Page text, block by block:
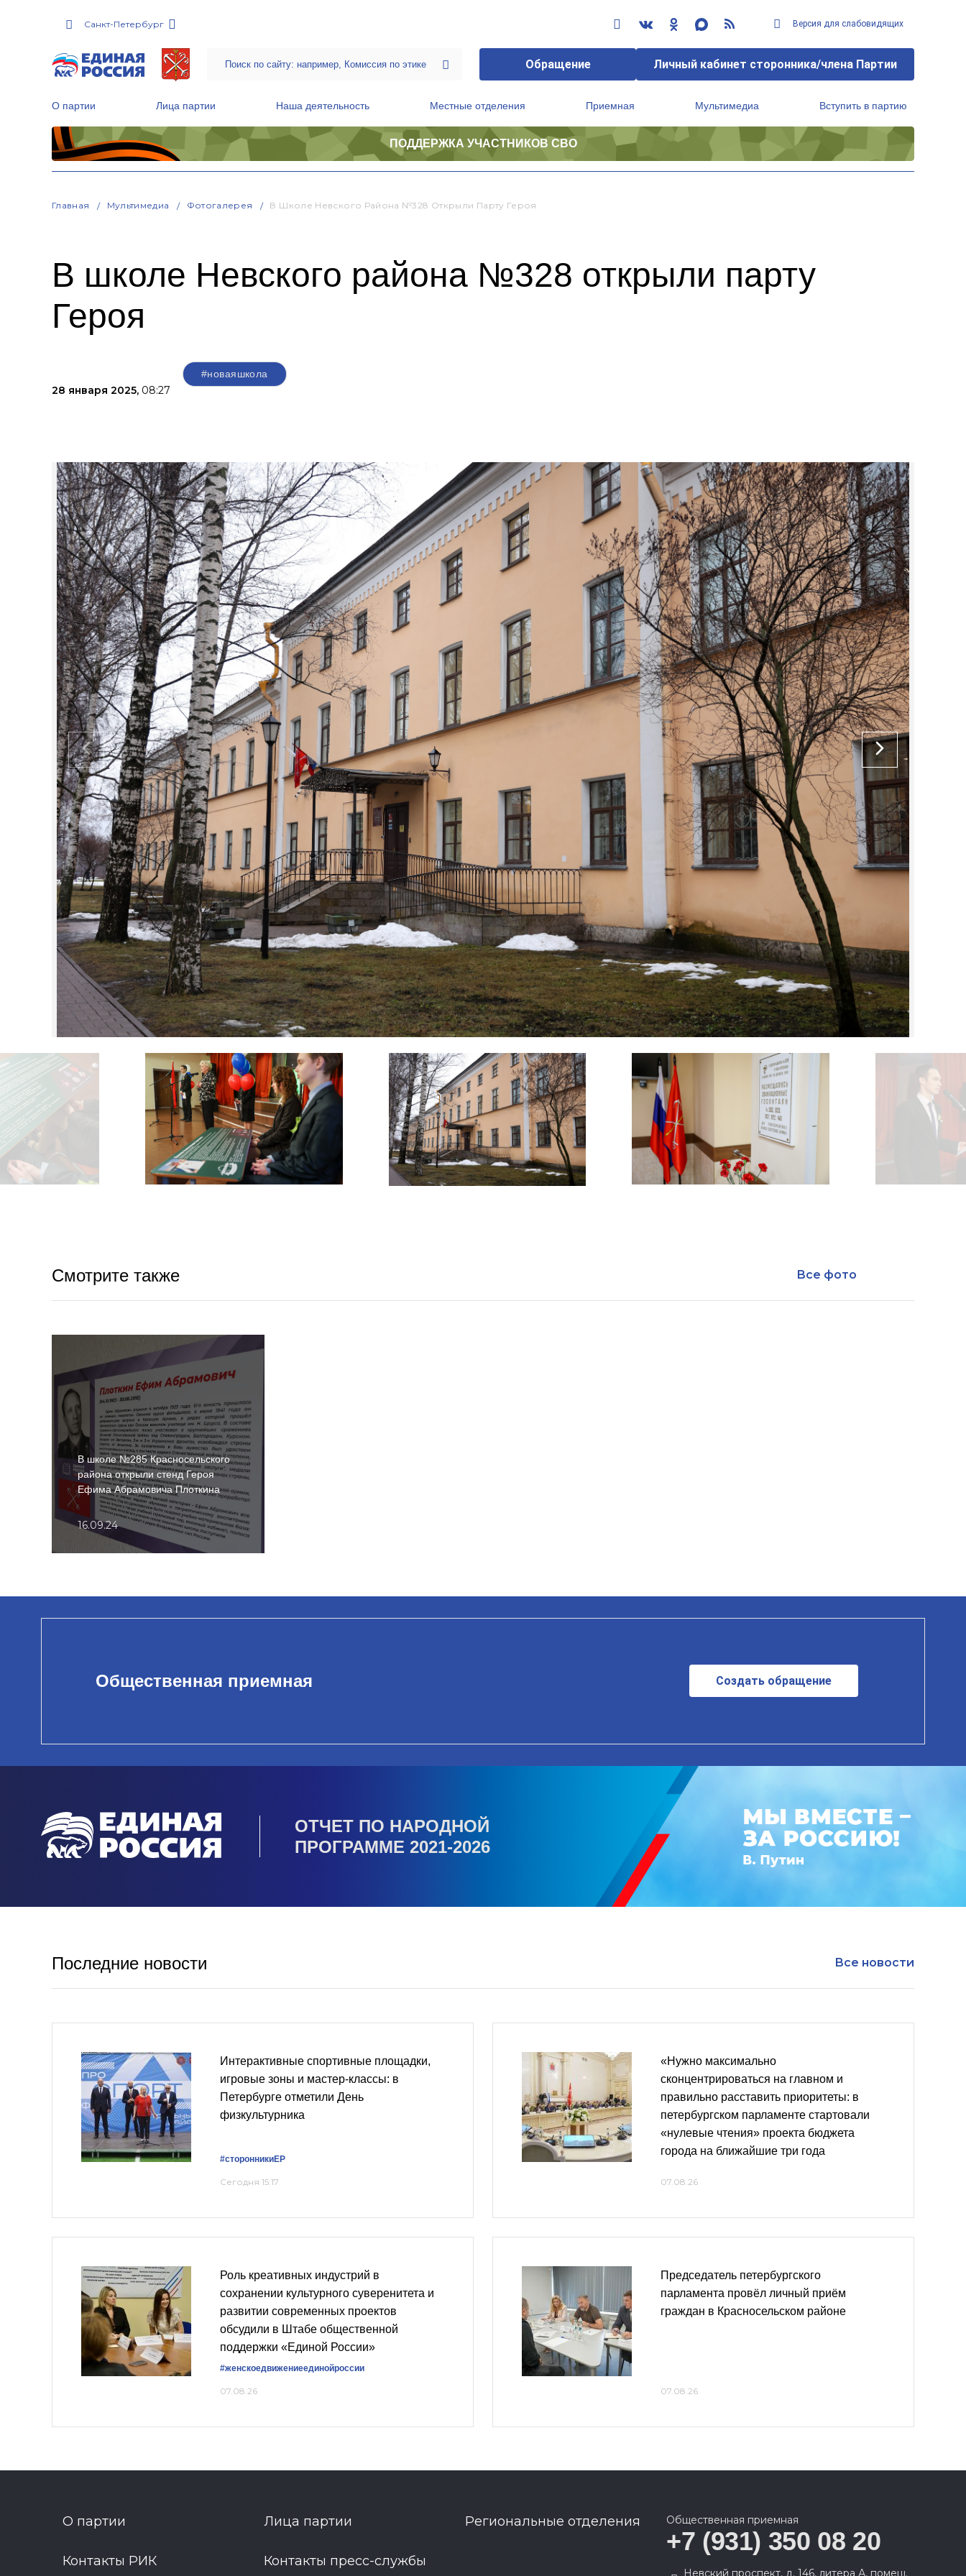
Санкт-Петербург Версия для слабовидящих
Обращение Личный кабинет сторонника/члена Партии
О партии Лица партии Наша деятельность Местные отделения Приемная Мультимедиа Вступить в партию
ПОДДЕРЖКА УЧАСТНИКОВ СВО
Главная Мультимедиа Фотогалерея В Школе Невского Района №328 Открыли Парту Героя
В школе Невского района №328 открыли парту
Героя
28 января 2025, 08:27
#новаяшкола
Смотрите также Все фото
В школе №285 Красносельского
района открыли стенд Героя
Ефима Абрамовича Плоткина
16.09.24
Общественная приемная Создать обращение
ОТЧЕТ ПО НАРОДНОЙ
ПРОГРАММЕ 2021-2026
Последние новости Все новости
Интерактивные спортивные площадки,
игровые зоны и мастер-классы: в
Петербурге отметили День
физкультурника
#сторонникиЕР
Сегодня 15:17
«Нужно максимально
сконцентрироваться на главном и
правильно расставить приоритеты: в
петербургском парламенте стартовали
«нулевые чтения» проекта бюджета
города на ближайшие три года
07.08.26
Роль креативных индустрий в
сохранении культурного суверенитета и
развитии современных проектов
обсудили в Штабе общественной
поддержки «Единой России»
#женскоедвижениеединойроссии
07.08.26
Председатель петербургского
парламента провёл личный приём
граждан в Красносельском районе
07.08.26
О партии Лица партии Региональные отделения
Контакты РИК Контакты пресс-службы
Общественная приемная
+7 (931) 350 08 20
Невский проспект, д. 146, литера А, помещ.